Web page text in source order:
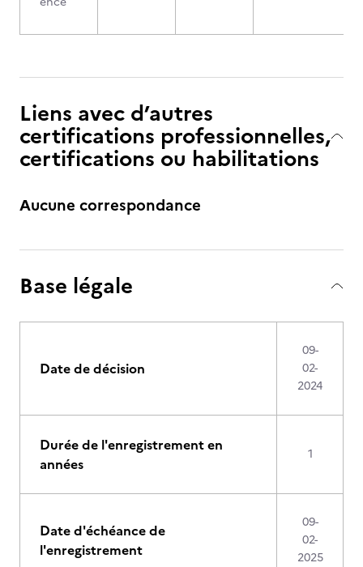
Liens avec d’autres
certifications professionnelles,
certifications ou habilitations
Aucune correspondance
Base légale
Date de décision
09-
02-
2024
Durée de l'enregistrement en
années
1
Date d'échéance de
l'enregistrement
09-
02-
2025